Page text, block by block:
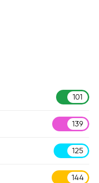
101
139
125
144